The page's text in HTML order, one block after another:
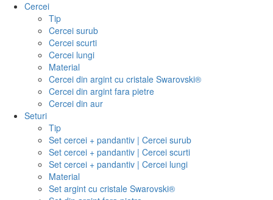
Cercei
Tip
Cercei surub
Cercei scurti
Cercei lungi
Material
Cercei din argint cu cristale Swarovski®
Cercei din argint fara pietre
Cercei din aur
Seturi
Tip
Set cercei + pandantiv | Cercei surub
Set cercei + pandantiv | Cercei scurti
Set cercei + pandantiv | Cercei lungi
Material
Set argint cu cristale Swarovski®